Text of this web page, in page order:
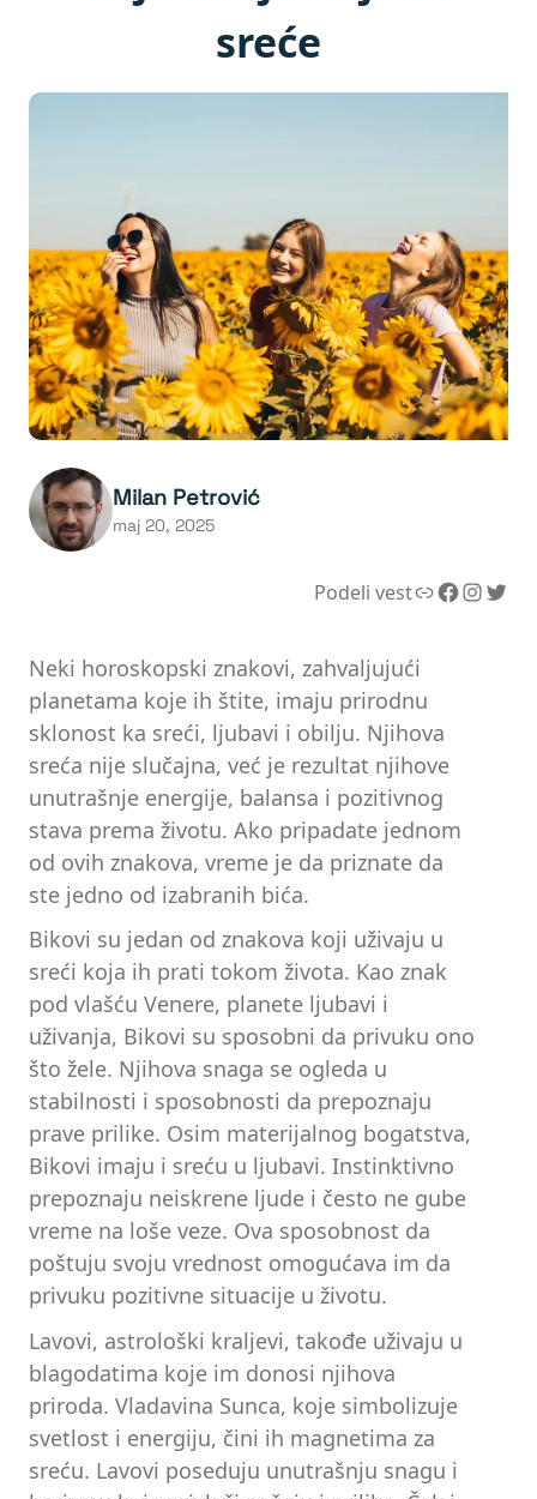
sreće
Milan Petrović
maj 20, 2025
Podeli vestLink Facebook InstagramTwitter
Neki horoskopski znakovi, zahvaljujući
planetama koje ih štite, imaju prirodnu
sklonost ka sreći, ljubavi i obilju. Njihova
sreća nije slučajna, već je rezultat njihove
unutrašnje energije, balansa i pozitivnog
stava prema životu. Ako pripadate jednom
od ovih znakova, vreme je da priznate da
ste jedno od izabranih bića.
Bikovi su jedan od znakova koji uživaju u
sreći koja ih prati tokom života. Kao znak
pod vlašću Venere, planete ljubavi i
uživanja, Bikovi su sposobni da privuku ono
što žele. Njihova snaga se ogleda u
stabilnosti i sposobnosti da prepoznaju
prave prilike. Osim materijalnog bogatstva,
Bikovi imaju i sreću u ljubavi. Instinktivno
prepoznaju neiskrene ljude i često ne gube
vreme na loše veze. Ova sposobnost da
poštuju svoju vrednost omogućava im da
privuku pozitivne situacije u životu.
Lavovi, astrološki kraljevi, takođe uživaju u
blagodatima koje im donosi njihova
priroda. Vladavina Sunca, koje simbolizuje
svetlost i energiju, čini ih magnetima za
sreću. Lavovi poseduju unutrašnju snagu i